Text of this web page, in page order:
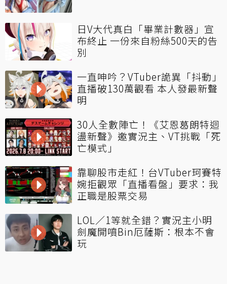
日V大代真白「畢業計數器」宣
布終止 一份來自粉絲500天的告
別
一直呻吟？VTuber詭異「抖動」
直播破130萬觀看 本人發最新聲
明
30人全數陣亡！《艾恩葛朗特迴
盪新聲》邀實況主、VT挑戰「死
亡模式」
靠聊股市走紅！台VTuber珂賽特
婉拒觀眾「直播看盤」要求：我
正職是股票交易
LOL／1等就全錯？實況主小明
劍魔開噴Bin厄薩斯：根本不會
玩